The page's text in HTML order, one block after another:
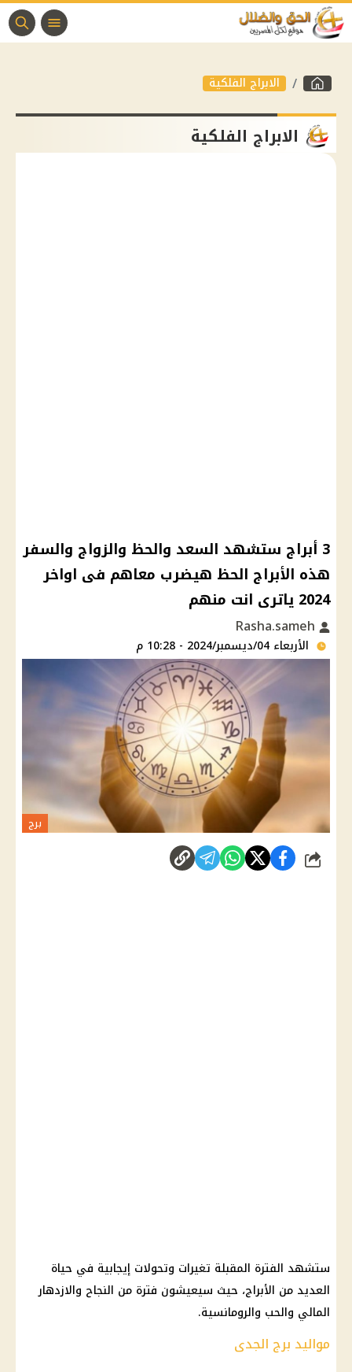
الابراج الفلكية
الابراج الفلكية
3 أبراج ستشهد السعد والحظ والزواج والسفر
هذه الأبراج الحظ هيضرب معاهم فى اواخر
2024 ياترى انت منهم
الأربعاء 04/ديسمبر/2024 - 10:28 م
برج
شارك
ستشهد الفترة المقبلة تغيرات وتحولات إيجابية في حياة
العديد من الأبراج، حيث سيعيشون فترة من النجاح والازدهار
المالي والحب والرومانسية.
مواليد برج الجدى